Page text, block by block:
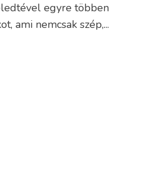
egyre többen
ami nemcsak szép,...